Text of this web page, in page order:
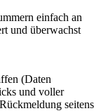
einfach an
und überwachst
(Daten
und voller
seitens